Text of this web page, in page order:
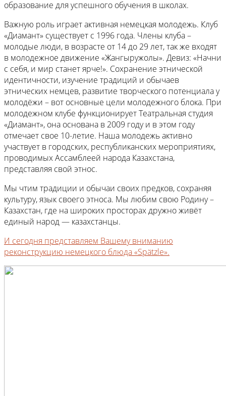
образование для успешного обучения в школах.
Важную роль играет активная немецкая молодежь. Клуб
«Диамант» существует с 1996 года. Члены клуба –
молодые люди, в возрасте от 14 до 29 лет, так же входят
в молодежное движение «Жангыружолы». Девиз: «Начни
с себя, и мир станет ярче!». Сохранение этнической
идентичности, изучение традиций и обычаев
этнических немцев, развитие творческого потенциала у
молодёжи – вот основные цели молодежного блока. При
молодежном клубе функционирует Театральная студия
«Диамант», она основана в 2009 году и в этом году
отмечает свое 10-летие. Наша молодежь активно
участвует в городских, республиканских мероприятиях,
проводимых Ассамблеей народа Казахстана,
представляя свой этнос.
Мы чтим традиции и обычаи своих предков, сохраняя
культуру, язык своего этноса. Мы любим свою Родину –
Казахстан, где на широких просторах дружно живёт
единый народ — казахстанцы.
И сегодня представляем Вашему вниманию
реконструкцию немецкого блюда «Spätzle».